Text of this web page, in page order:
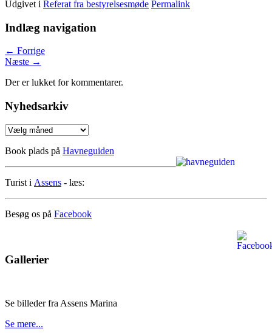
Udgivet i Referat fra bestyrelsesmøde Permalink
Indlæg navigation
← Forrige
Næste →
Der er lukket for kommentarer.
Nyhedsarkiv
Nyhedsarkiv
Book plads på Havneguiden
Turist i Assens - læs:
Besøg os på Facebook
Gallerier
Se billeder fra Assens Marina
Se mere...